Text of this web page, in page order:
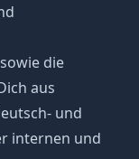
die
aus
und
internen und